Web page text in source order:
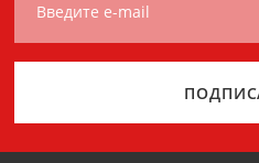
Введите e-mail